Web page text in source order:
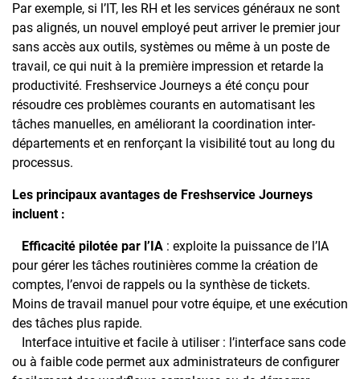
Par exemple, si l’IT, les RH et les services généraux ne sont
pas alignés, un nouvel employé peut arriver le premier jour
sans accès aux outils, systèmes ou même à un poste de
travail, ce qui nuit à la première impression et retarde la
productivité. Freshservice Journeys a été conçu pour
résoudre ces problèmes courants en automatisant les
tâches manuelles, en améliorant la coordination inter-
départements et en renforçant la visibilité tout au long du
processus.
Les principaux avantages de Freshservice Journeys
incluent :
Efficacité pilotée par l’IA : exploite la puissance de l’IA
pour gérer les tâches routinières comme la création de
comptes, l’envoi de rappels ou la synthèse de tickets.
Moins de travail manuel pour votre équipe, et une exécution
des tâches plus rapide.
Interface intuitive et facile à utiliser : l’interface sans code
ou à faible code permet aux administrateurs de configurer